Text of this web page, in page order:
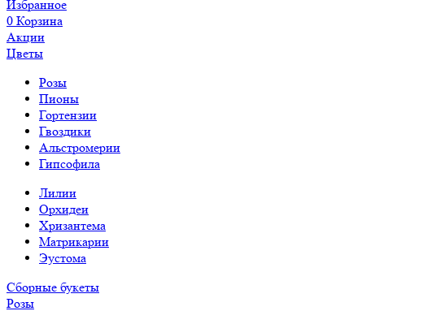
Избранное
0 Корзина
Акции
Цветы
Розы
Пионы
Гортензии
Гвоздики
Альстромерии
Гипсофила
Лилии
Орхидеи
Хризантема
Матрикарии
Эустома
Сборные букеты
Розы